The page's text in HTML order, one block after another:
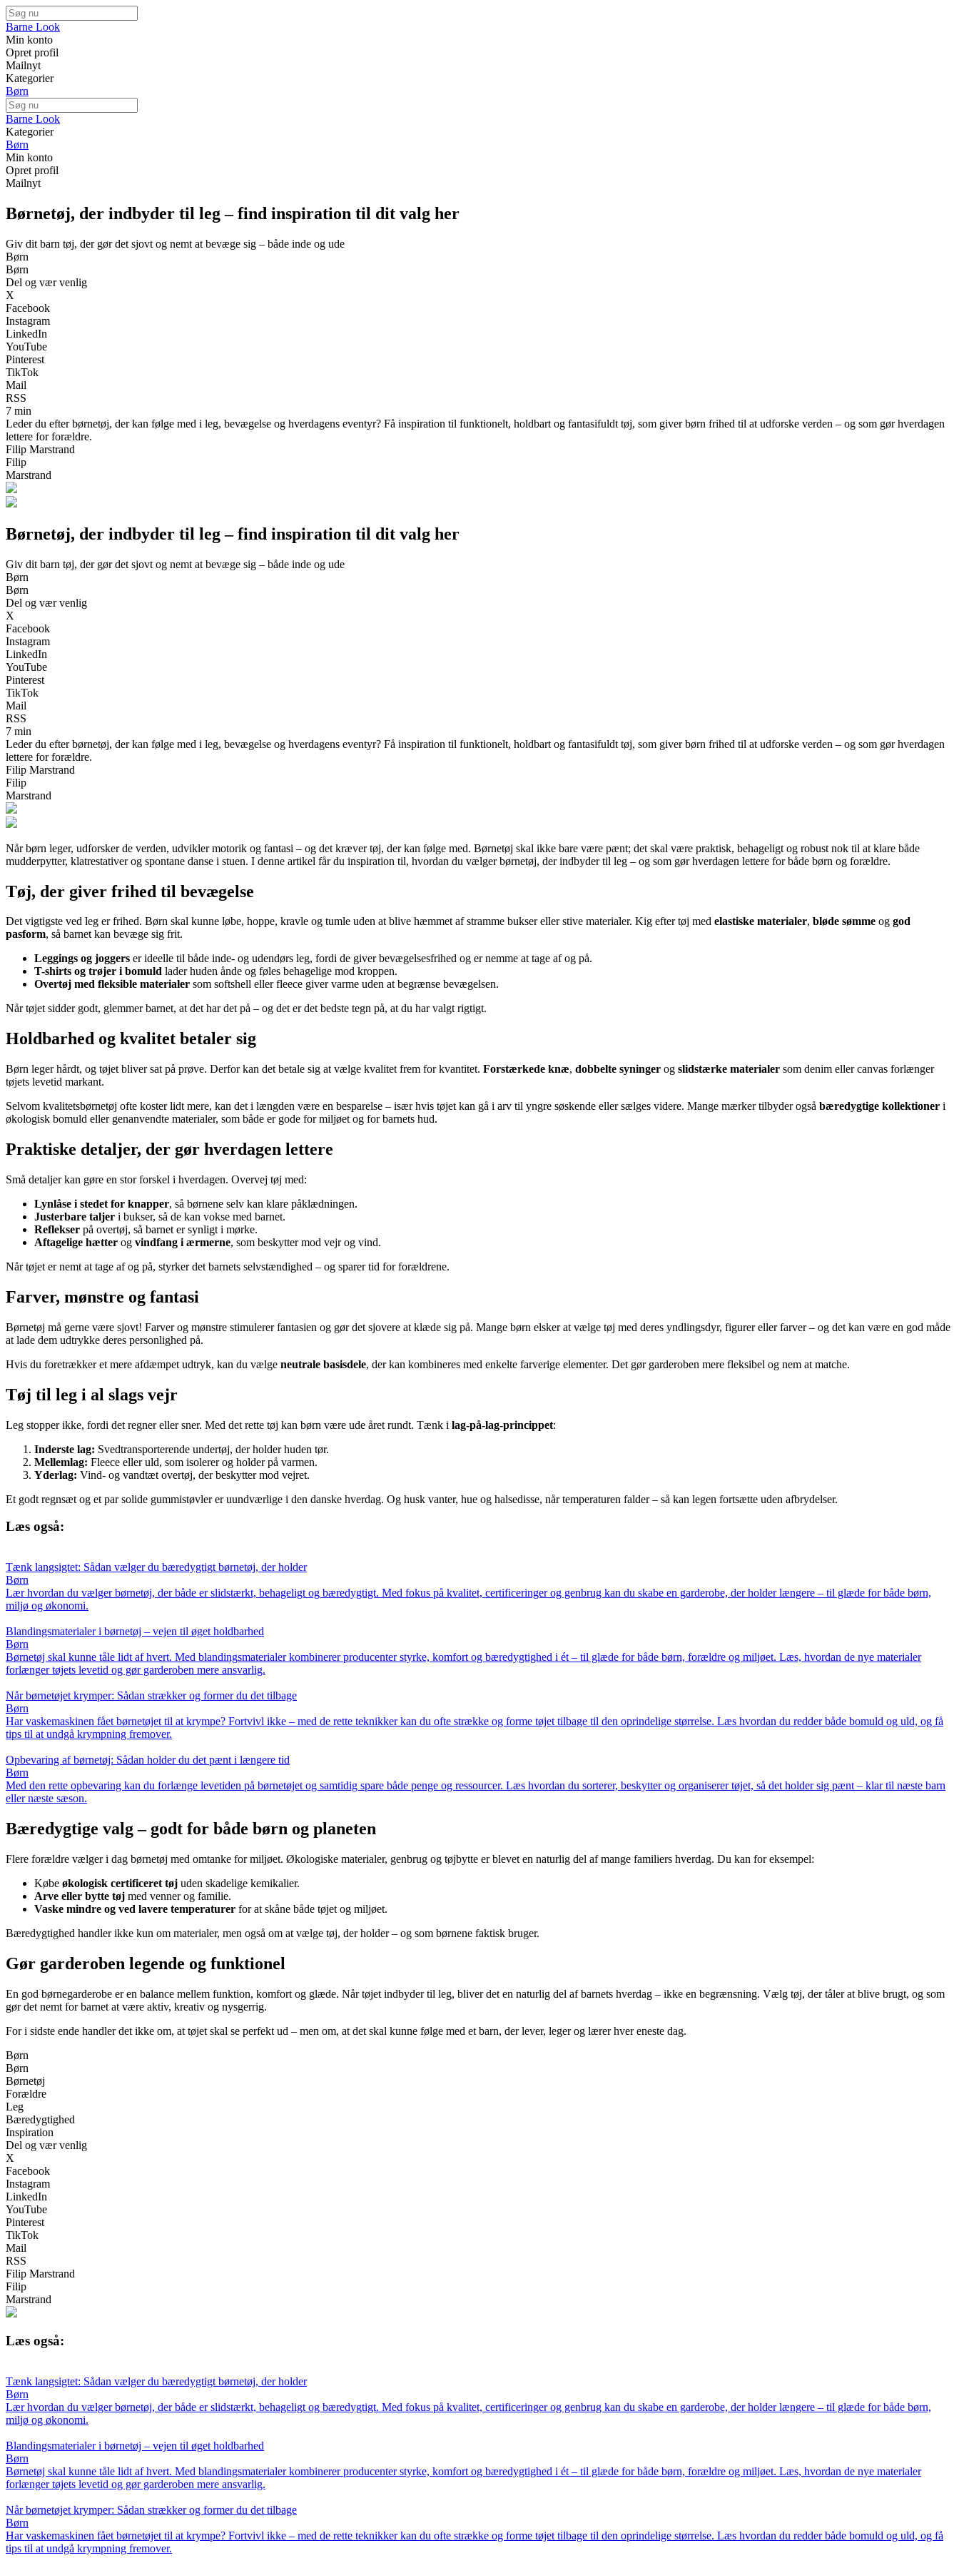
Barne Look
Min konto
Opret profil
Mailnyt
Kategorier
Børn
Barne Look
Kategorier
Børn
Min konto
Opret profil
Mailnyt
Børnetøj, der indbyder til leg – find inspiration til dit valg her
Giv dit barn tøj, der gør det sjovt og nemt at bevæge sig – både inde og ude
Børn
Børn
Del og vær venlig
X
Facebook
Instagram
LinkedIn
YouTube
Pinterest
TikTok
Mail
RSS
7 min
Leder du efter børnetøj, der kan følge med i leg, bevægelse og hverdagens eventyr? Få inspiration til funktionelt, holdbart og fantasifuldt tøj, som giver børn frihed til at udforske verden – og som gør hverdagen
lettere for forældre.
Filip Marstrand
Filip
Marstrand
Børnetøj, der indbyder til leg – find inspiration til dit valg her
Giv dit barn tøj, der gør det sjovt og nemt at bevæge sig – både inde og ude
Børn
Børn
Del og vær venlig
X
Facebook
Instagram
LinkedIn
YouTube
Pinterest
TikTok
Mail
RSS
7 min
Leder du efter børnetøj, der kan følge med i leg, bevægelse og hverdagens eventyr? Få inspiration til funktionelt, holdbart og fantasifuldt tøj, som giver børn frihed til at udforske verden – og som gør hverdagen
lettere for forældre.
Filip Marstrand
Filip
Marstrand
Når børn leger, udforsker de verden, udvikler motorik og fantasi – og det kræver tøj, der kan følge med. Børnetøj skal ikke bare være pænt; det skal være praktisk, behageligt og robust nok til at klare både
mudderpytter, klatrestativer og spontane danse i stuen. I denne artikel får du inspiration til, hvordan du vælger børnetøj, der indbyder til leg – og som gør hverdagen lettere for både børn og forældre.
Tøj, der giver frihed til bevægelse
Det vigtigste ved leg er frihed. Børn skal kunne løbe, hoppe, kravle og tumle uden at blive hæmmet af stramme bukser eller stive materialer. Kig efter tøj med elastiske materialer, bløde sømme og god
pasform, så barnet kan bevæge sig frit.
Leggings og joggers er ideelle til både inde- og udendørs leg, fordi de giver bevægelsesfrihed og er nemme at tage af og på.
T-shirts og trøjer i bomuld lader huden ånde og føles behagelige mod kroppen.
Overtøj med fleksible materialer som softshell eller fleece giver varme uden at begrænse bevægelsen.
Når tøjet sidder godt, glemmer barnet, at det har det på – og det er det bedste tegn på, at du har valgt rigtigt.
Holdbarhed og kvalitet betaler sig
Børn leger hårdt, og tøjet bliver sat på prøve. Derfor kan det betale sig at vælge kvalitet frem for kvantitet. Forstærkede knæ, dobbelte syninger og slidstærke materialer som denim eller canvas forlænger
tøjets levetid markant.
Selvom kvalitetsbørnetøj ofte koster lidt mere, kan det i længden være en besparelse – især hvis tøjet kan gå i arv til yngre søskende eller sælges videre. Mange mærker tilbyder også bæredygtige kollektioner i
økologisk bomuld eller genanvendte materialer, som både er gode for miljøet og for barnets hud.
Praktiske detaljer, der gør hverdagen lettere
Små detaljer kan gøre en stor forskel i hverdagen. Overvej tøj med:
Lynlåse i stedet for knapper, så børnene selv kan klare påklædningen.
Justerbare taljer i bukser, så de kan vokse med barnet.
Reflekser på overtøj, så barnet er synligt i mørke.
Aftagelige hætter og vindfang i ærmerne, som beskytter mod vejr og vind.
Når tøjet er nemt at tage af og på, styrker det barnets selvstændighed – og sparer tid for forældrene.
Farver, mønstre og fantasi
Børnetøj må gerne være sjovt! Farver og mønstre stimulerer fantasien og gør det sjovere at klæde sig på. Mange børn elsker at vælge tøj med deres yndlingsdyr, figurer eller farver – og det kan være en god måde
at lade dem udtrykke deres personlighed på.
Hvis du foretrækker et mere afdæmpet udtryk, kan du vælge neutrale basisdele, der kan kombineres med enkelte farverige elementer. Det gør garderoben mere fleksibel og nem at matche.
Tøj til leg i al slags vejr
Leg stopper ikke, fordi det regner eller sner. Med det rette tøj kan børn være ude året rundt. Tænk i lag-på-lag-princippet:
Inderste lag: Svedtransporterende undertøj, der holder huden tør.
Mellemlag: Fleece eller uld, som isolerer og holder på varmen.
Yderlag: Vind- og vandtæt overtøj, der beskytter mod vejret.
Et godt regnsæt og et par solide gummistøvler er uundværlige i den danske hverdag. Og husk vanter, hue og halsedisse, når temperaturen falder – så kan legen fortsætte uden afbrydelser.
Læs også:
Tænk langsigtet: Sådan vælger du bæredygtigt børnetøj, der holder
Børn
Lær hvordan du vælger børnetøj, der både er slidstærkt, behageligt og bæredygtigt. Med fokus på kvalitet, certificeringer og genbrug kan du skabe en garderobe, der holder længere – til glæde for både børn,
miljø og økonomi.
Blandingsmaterialer i børnetøj – vejen til øget holdbarhed
Børn
Børnetøj skal kunne tåle lidt af hvert. Med blandingsmaterialer kombinerer producenter styrke, komfort og bæredygtighed i ét – til glæde for både børn, forældre og miljøet. Læs, hvordan de nye materialer
forlænger tøjets levetid og gør garderoben mere ansvarlig.
Når børnetøjet krymper: Sådan strækker og former du det tilbage
Børn
Har vaskemaskinen fået børnetøjet til at krympe? Fortvivl ikke – med de rette teknikker kan du ofte strække og forme tøjet tilbage til den oprindelige størrelse. Læs hvordan du redder både bomuld og uld, og få
tips til at undgå krympning fremover.
Opbevaring af børnetøj: Sådan holder du det pænt i længere tid
Børn
Med den rette opbevaring kan du forlænge levetiden på børnetøjet og samtidig spare både penge og ressourcer. Læs hvordan du sorterer, beskytter og organiserer tøjet, så det holder sig pænt – klar til næste barn
eller næste sæson.
Bæredygtige valg – godt for både børn og planeten
Flere forældre vælger i dag børnetøj med omtanke for miljøet. Økologiske materialer, genbrug og tøjbytte er blevet en naturlig del af mange familiers hverdag. Du kan for eksempel:
Købe økologisk certificeret tøj uden skadelige kemikalier.
Arve eller bytte tøj med venner og familie.
Vaske mindre og ved lavere temperaturer for at skåne både tøjet og miljøet.
Bæredygtighed handler ikke kun om materialer, men også om at vælge tøj, der holder – og som børnene faktisk bruger.
Gør garderoben legende og funktionel
En god børnegarderobe er en balance mellem funktion, komfort og glæde. Når tøjet indbyder til leg, bliver det en naturlig del af barnets hverdag – ikke en begrænsning. Vælg tøj, der tåler at blive brugt, og som
gør det nemt for barnet at være aktiv, kreativ og nysgerrig.
For i sidste ende handler det ikke om, at tøjet skal se perfekt ud – men om, at det skal kunne følge med et barn, der lever, leger og lærer hver eneste dag.
Børn
Børn
Børnetøj
Forældre
Leg
Bæredygtighed
Inspiration
Del og vær venlig
X
Facebook
Instagram
LinkedIn
YouTube
Pinterest
TikTok
Mail
RSS
Filip Marstrand
Filip
Marstrand
Læs også:
Tænk langsigtet: Sådan vælger du bæredygtigt børnetøj, der holder
Børn
Lær hvordan du vælger børnetøj, der både er slidstærkt, behageligt og bæredygtigt. Med fokus på kvalitet, certificeringer og genbrug kan du skabe en garderobe, der holder længere – til glæde for både børn,
miljø og økonomi.
Blandingsmaterialer i børnetøj – vejen til øget holdbarhed
Børn
Børnetøj skal kunne tåle lidt af hvert. Med blandingsmaterialer kombinerer producenter styrke, komfort og bæredygtighed i ét – til glæde for både børn, forældre og miljøet. Læs, hvordan de nye materialer
forlænger tøjets levetid og gør garderoben mere ansvarlig.
Når børnetøjet krymper: Sådan strækker og former du det tilbage
Børn
Har vaskemaskinen fået børnetøjet til at krympe? Fortvivl ikke – med de rette teknikker kan du ofte strække og forme tøjet tilbage til den oprindelige størrelse. Læs hvordan du redder både bomuld og uld, og få
tips til at undgå krympning fremover.